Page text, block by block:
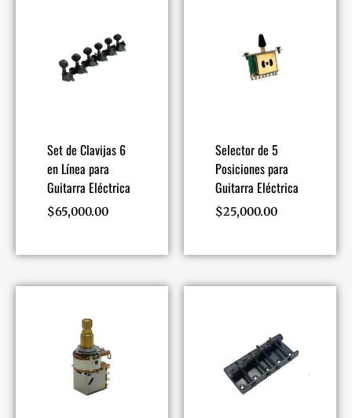
Set de Clavijas 6
en Línea para
Guitarra Eléctrica
$65,000.00
Selector de 5
Posiciones para
Guitarra Eléctrica
$25,000.00